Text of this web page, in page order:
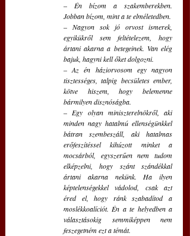
– Én bízom a szakemberekben.
Jobban bízom, mint a te elméletedben.
– Nagyon sok jó orvost ismerek,
egyikükről sem feltételezem, hogy
ártani akarna a betegeinek. Van elég
bajuk, hagyni kell őket dolgozni.
– Az én háziorvosom egy nagyon
tisztességes, talpig becsületes ember,
kötve hiszem, hogy belemenne
bármilyen disznóságba.
– Egy olyan miniszterelnökről, aki
minden nagy hatalmú ellenségünkkel
bátran szembeszáll, aki hatalmas
erőfeszítéssel kihúzott minket a
mocsárból, egyszerűen nem tudom
elképzelni, hogy szánt szándékkal
ártani akarna nekünk. Ha ilyen
képtelenségekkel vádolod, csak azt
éred el, hogy ránk szabadítod a
moslékkoalíciót. Én a te helyedben a
választásokig semmiképpen nem
feszegetném ezt a témát.